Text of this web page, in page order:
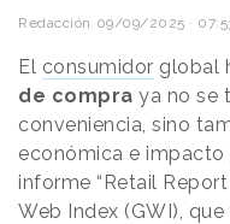
Redacción 09/09/2025 ·
El consumidor global
de compra ya no se
conveniencia, sino
económica e impacto
informe “Retail
Web Index (GWI),